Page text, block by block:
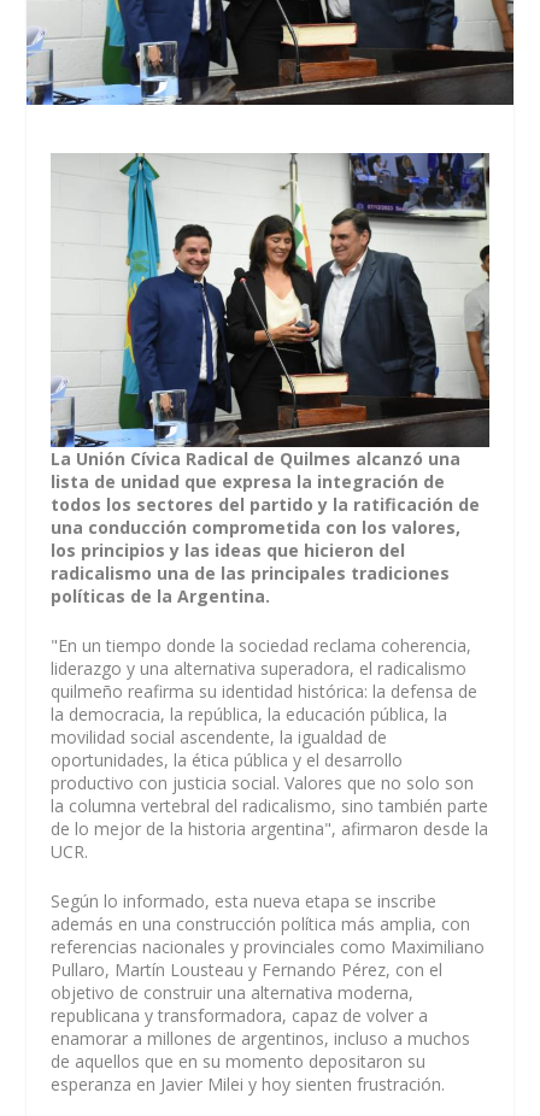
La Unión Cívica Radical de Quilmes alcanzó una
lista de unidad que expresa la integración de
todos los sectores del partido y la ratificación de
una conducción comprometida con los valores,
los principios y las ideas que hicieron del
radicalismo una de las principales tradiciones
políticas de la Argentina.
"En un tiempo donde la sociedad reclama coherencia,
liderazgo y una alternativa superadora, el radicalismo
quilmeño reafirma su identidad histórica: la defensa de
la democracia, la república, la educación pública, la
movilidad social ascendente, la igualdad de
oportunidades, la ética pública y el desarrollo
productivo con justicia social. Valores que no solo son
la columna vertebral del radicalismo, sino también parte
de lo mejor de la historia argentina", afirmaron desde la
UCR.
Según lo informado, esta nueva etapa se inscribe
además en una construcción política más amplia, con
referencias nacionales y provinciales como Maximiliano
Pullaro, Martín Lousteau y Fernando Pérez, con el
objetivo de construir una alternativa moderna,
republicana y transformadora, capaz de volver a
enamorar a millones de argentinos, incluso a muchos
de aquellos que en su momento depositaron su
esperanza en Javier Milei y hoy sienten frustración.